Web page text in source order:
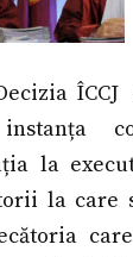
ÎCCJ
la
la care